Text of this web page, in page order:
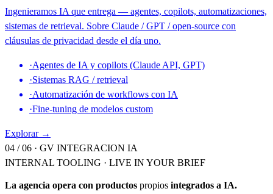
Ingenieramos IA que entrega — agentes, copilots, automatizaciones,
sistemas de retrieval. Sobre Claude / GPT / open-source con
cláusulas de privacidad desde el día uno.
·Agentes de IA y copilots (Claude API, GPT)
·Sistemas RAG / retrieval
·Automatización de workflows con IA
·Fine-tuning de modelos custom
Explorar →
04 / 06 · GV INTEGRACION IA
INTERNAL TOOLING · LIVE IN YOUR BRIEF
La agencia opera con productos propios integrados a IA.